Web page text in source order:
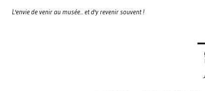
L'envie de venir au musée... et d'y revenir souvent !